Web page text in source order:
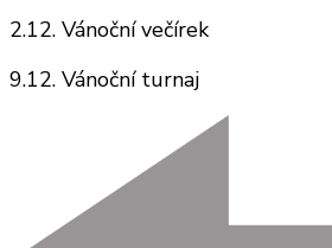
2.12. Vánoční večírek
9.12. Vánoční turnaj